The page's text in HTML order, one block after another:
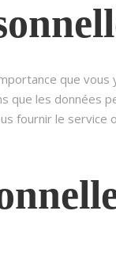
que vous
les données
fournir le service